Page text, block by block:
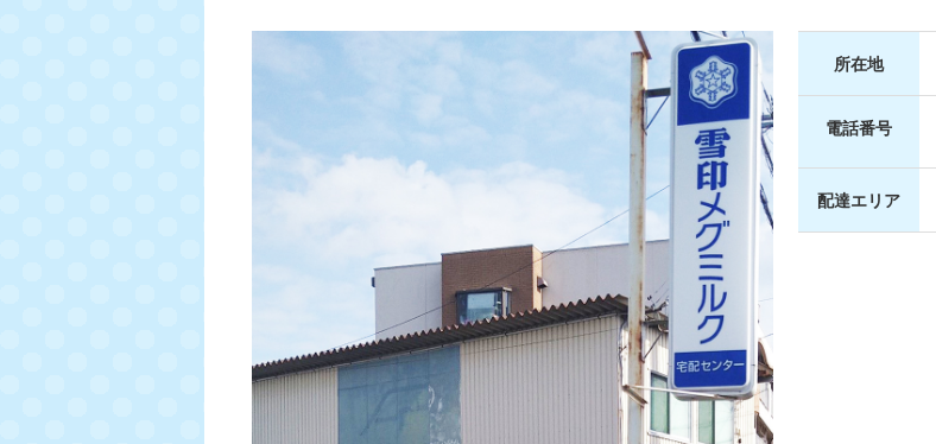
所在地
電話番号
配達エリア